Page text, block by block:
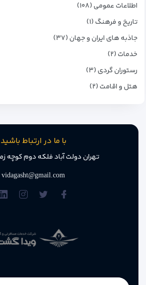
اطلاعات عمومی (۱۰۸)
تاریخ و فرهنگ (۱)
جاذبه های ایران و جهان (۳۷)
خدمات (۲)
رستوران گردی (۳)
هتل و اقامت (۲)
با ما در ارتباط باشید
تهران دولت آباد فلکه دوم کوچه
vidagasht@gmail.com